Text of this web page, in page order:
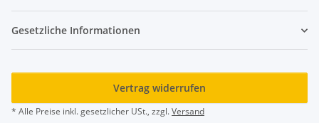
Gesetzliche Informationen
Vertrag widerrufen
* Alle Preise inkl. gesetzlicher USt., zzgl.Versand